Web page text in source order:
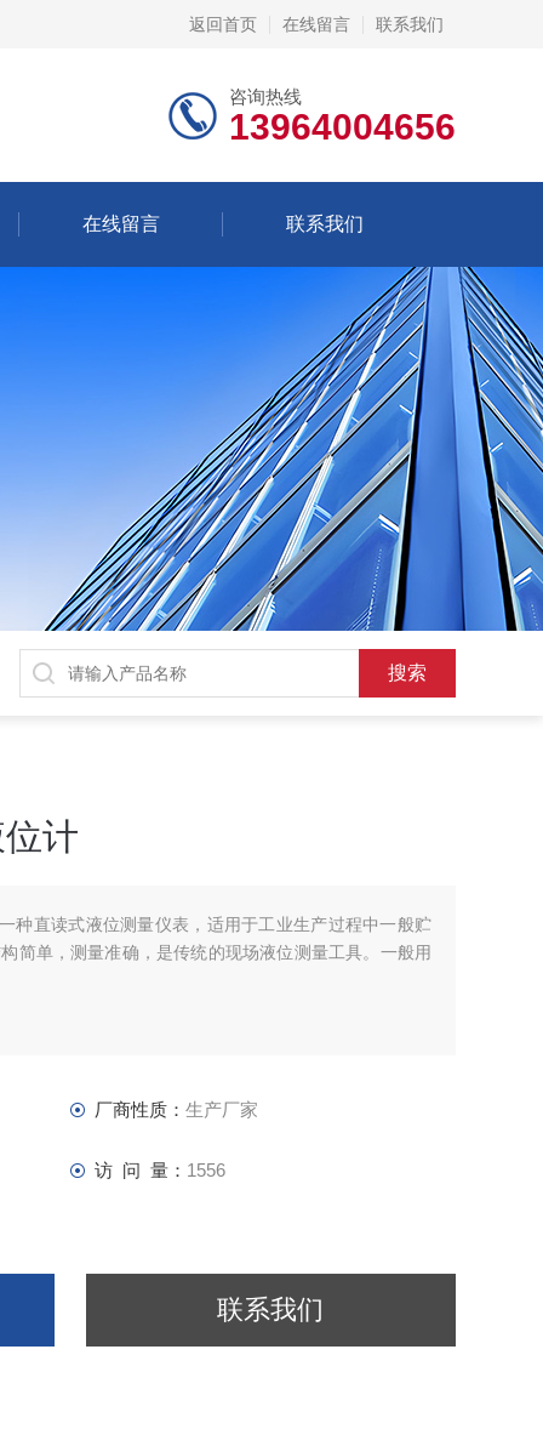
返回首页 在线留言 联系我们
咨询热线
13964004656
在线留言 联系我们
计
种直读式液位测量仪表，适用于工业生产过程中一般贮
简单，测量准确，是传统的现场液位测量工具。一般用
厂商性质： 生产厂家
访 问 量： 1556
联系我们